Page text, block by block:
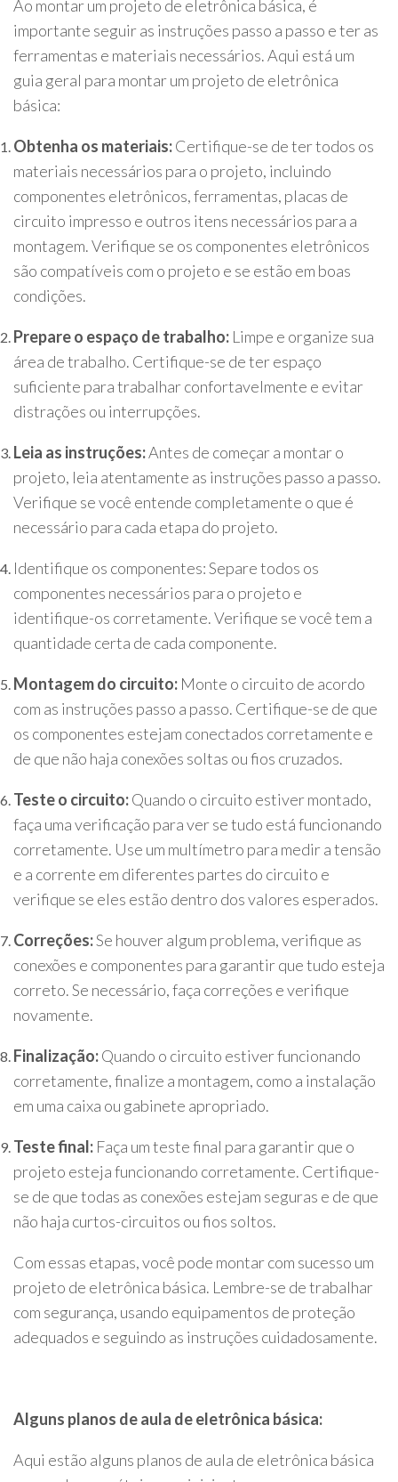
Ao montar um projeto de eletrônica básica, é
importante seguir as instruções passo a passo e ter as
ferramentas e materiais necessários. Aqui está um
guia geral para montar um projeto de eletrônica
básica:
Obtenha os materiais:Certifique-se de ter todos os
materiais necessários para o projeto, incluindo
componentes eletrônicos, ferramentas, placas de
circuito impresso e outros itens necessários para a
montagem. Verifique se os componentes eletrônicos
são compatíveis com o projeto e se estão em boas
condições.
Prepare o espaço de trabalho: Limpe e organize sua
área de trabalho. Certifique-se de ter espaço
suficiente para trabalhar confortavelmente e evitar
distrações ou interrupções.
Leia as instruções:Antes de começar a montar o
projeto, leia atentamente as instruções passo a passo.
Verifique se você entende completamente o que é
necessário para cada etapa do projeto.
Identifique os componentes: Separe todos os
componentes necessários para o projeto e
identifique-os corretamente. Verifique se você tem a
quantidade certa de cada componente.
Montagem do circuito: Monte o circuito de acordo
com as instruções passo a passo. Certifique-se de que
os componentes estejam conectados corretamente e
de que não haja conexões soltas ou fios cruzados.
Teste o circuito:Quando o circuito estiver montado,
faça uma verificação para ver se tudo está funcionando
corretamente. Use um multímetro para medir a tensão
e a corrente em diferentes partes do circuito e
verifique se eles estão dentro dos valores esperados.
Correções:Se houver algum problema, verifique as
conexões e componentes para garantir que tudo esteja
correto. Se necessário, faça correções e verifique
novamente.
Finalização:Quando o circuito estiver funcionando
corretamente, finalize a montagem, como a instalação
em uma caixa ou gabinete apropriado.
Teste final: Faça um teste final para garantir que o
projeto esteja funcionando corretamente. Certifique-
se de que todas as conexões estejam seguras e de que
não haja curtos-circuitos ou fios soltos.
Com essas etapas, você pode montar com sucesso um
projeto de eletrônica básica. Lembre-se de trabalhar
com segurança, usando equipamentos de proteção
adequados e seguindo as instruções cuidadosamente.
Alguns planos de aula de eletrônica básica:
Aqui estão alguns planos de aula de eletrônica básica